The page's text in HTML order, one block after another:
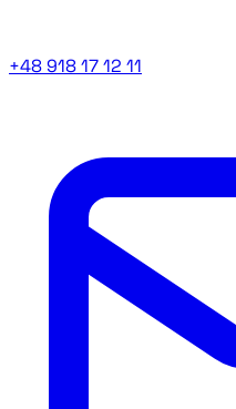
+48 918 17 12 11